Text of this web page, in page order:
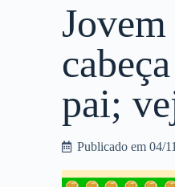
pai;
Publicado em 04/